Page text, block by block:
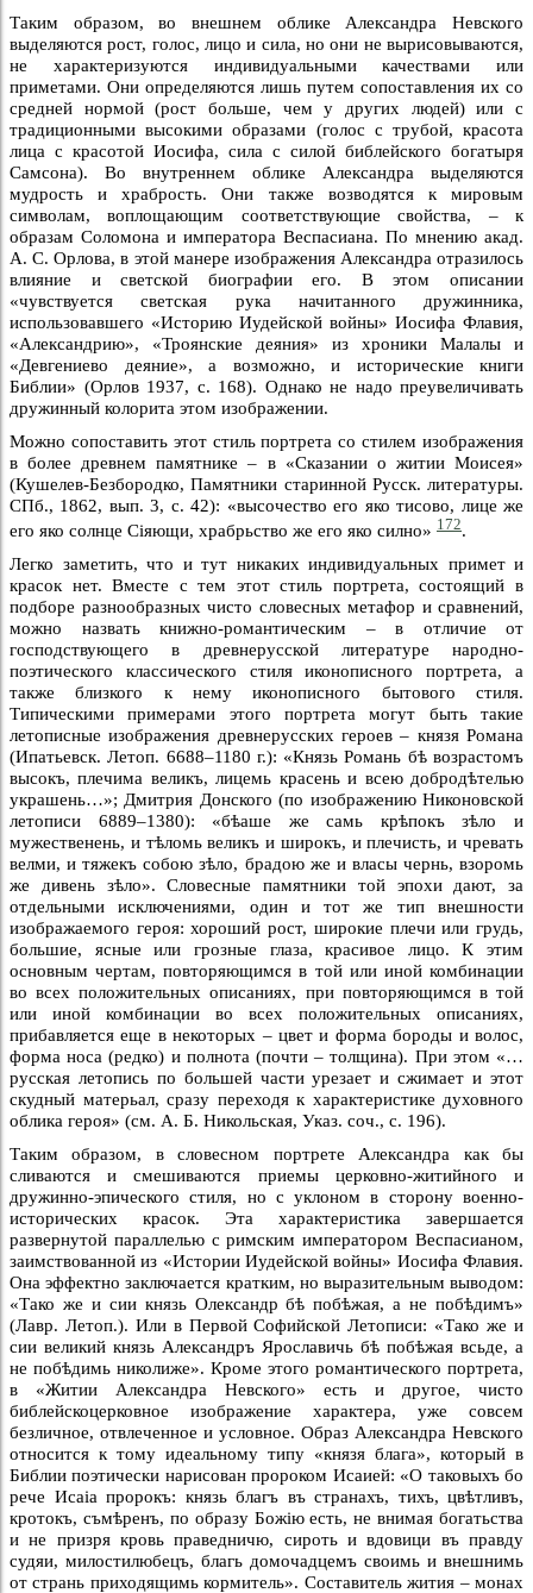
Таким образом, во внешнем облике Александра Невского
выделяются рост, голос, лицо и сила, но они не вырисовываются,
не характеризуются индивидуальными качествами или
приметами. Они определяются лишь путем сопоставления их со
средней нормой (рост больше, чем у других людей) или с
традиционными высокими образами (голос с трубой, красота
лица с красотой Иосифа, сила с силой библейского богатыря
Самсона). Во внутреннем облике Александра выделяются
мудрость и храбрость. Они также возводятся к мировым
символам, воплощающим соответствующие свойства, – к
образам Соломона и императора Веспасиана. По мнению акад.
А. С. Орлова, в этой манере изображения Александра отразилось
влияние и светской биографии его. В этом описании
«чувствуется светская рука начитанного дружинника,
использовавшего «Историю Иудейской войны» Иосифа Флавия,
«Александрию», «Троянские деяния» из хроники Малалы и
«Девгениево деяние», а возможно, и исторические книги
Библии» (Орлов 1937, с. 168). Однако не надо преувеличивать
дружинный колорита этом изображении.
Можно сопоставить этот стиль портрета со стилем изображения
в более древнем памятнике – в «Сказании о житии Моисея»
(Кушелев-Безбородко, Памятники старинной Русск. литературы.
СПб., 1862, вып. 3, с. 42): «высочество его яко тисово, лице же
его яко солнце Сiяющи, храбрьство же его яко силно» 172.
Легко заметить, что и тут никаких индивидуальных примет и
красок нет. Вместе с тем этот стиль портрета, состоящий в
подборе разнообразных чисто словесных метафор и сравнений,
можно назвать книжно-романтическим – в отличие от
господствующего в древнерусской литературе народно-
поэтического классического стиля иконописного портрета, а
также близкого к нему иконописного бытового стиля.
Типическими примерами этого портрета могут быть такие
летописные изображения древнерусских героев – князя Романа
(Ипатьевск. Летоп. 6688–1180 г.): «Князь Романь бѣ возрастомъ
высокъ, плечима великъ, лицемь красень и всею добродѣтелью
украшень…»; Дмитрия Донского (по изображению Никоновской
летописи 6889–1380): «бѣаше же самь крѣпокъ зѣло и
мужественень, и тѣломь великъ и широкъ, и плечисть, и чревать
велми, и тяжекъ собою зѣло, брадою же и власы чернь, взоромь
же дивень зѣло». Словесные памятники той эпохи дают, за
отдельными исключениями, один и тот же тип внешности
изображаемого героя: хороший рост, широкие плечи или грудь,
большие, ясные или грозные глаза, красивое лицо. К этим
основным чертам, повторяющимся в той или иной комбинации
во всех положительных описаниях, при повторяющимся в той
или иной комбинации во всех положительных описаниях,
прибавляется еще в некоторых – цвет и форма бороды и волос,
форма носа (редко) и полнота (почти – толщина). При этом «…
русская летопись по большей части урезает и сжимает и этот
скудный матерьал, сразу переходя к характеристике духовного
облика героя» (см. А. Б. Никольская, Указ. соч., с. 196).
Таким образом, в словесном портрете Александра как бы
сливаются и смешиваются приемы церковно-житийного и
дружинно-эпического стиля, но с уклоном в сторону военно-
исторических красок. Эта характеристика завершается
развернутой параллелью с римским императором Веспасианом,
заимствованной из «Истории Иудейской войны» Иосифа Флавия.
Она эффектно заключается кратким, но выразительным выводом:
«Тако же и сии князь Олександр бѣ побѣжая, а не побѣдимъ»
(Лавр. Летоп.). Или в Первой Софийской Летописи: «Тако же и
сии великий князь Александръ Ярославичь бѣ побѣжая всьде, а
не побѣдимь николиже». Кроме этого романтического портрета,
в «Житии Александра Невского» есть и другое, чисто
библейскоцерковное изображение характера, уже совсем
безличное, отвлеченное и условное. Образ Александра Невского
относится к тому идеальному типу «князя блага», который в
Библии поэтически нарисован пророком Исаией: «О таковыхъ бо
рече Исаiа пророкъ: князь благъ въ странахъ, тихъ, цвѣтливъ,
кротокъ, съмѣренъ, по образу Божiю есть, не внимая богатьства
и не призря кровь праведничю, сироть и вдовици въ правду
судяи, милостилюбецъ, благь домочадцемъ своимь и внешнимь
от странь приходящимь кормитель». Составитель жития – монах